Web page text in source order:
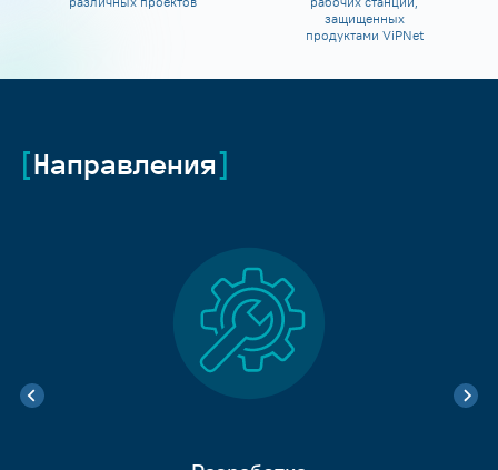
защищенных
продуктами ViPNet
Направления